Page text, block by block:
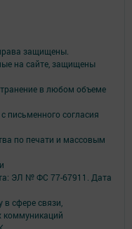
защищены.
на сайте, защищены
в любом объеме
письменного согласия
по печати и массовым
ЭЛ № ФС 77-67911. Дата
сфере связи,
коммуникаций